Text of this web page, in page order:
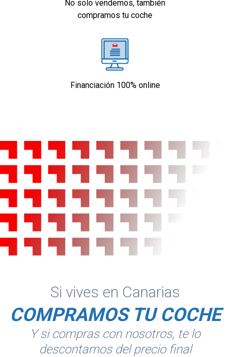
No solo vendemos, también
compramos tu coche
Financiación 100% online
Si vives en Canarias
COMPRAMOS TU COCHE
Y si compras con nosotros, te lo
descontamos del precio final